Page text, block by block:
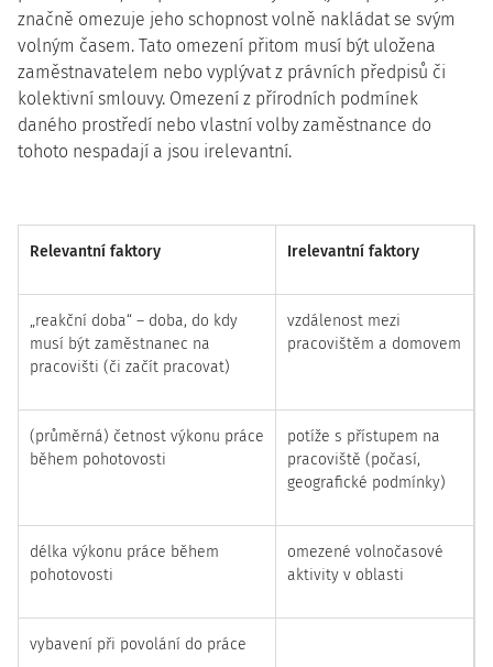
značně omezuje jeho schopnost volně nakládat se svým
volným časem. Tato omezení přitom musí být uložena
zaměstnavatelem nebo vyplývat z právních předpisů či
kolektivní smlouvy. Omezení z přírodních podmínek
daného prostředí nebo vlastní volby zaměstnance do
tohoto nespadají a jsou irelevantní.
Relevantní faktory Irelevantní faktory
„reakční doba“ – doba, do kdy
musí být zaměstnanec na
pracovišti (či začít pracovat)
vzdálenost mezi
pracovištěm a domovem
(průměrná) četnost výkonu práce
během pohotovosti
potíže s přístupem na
pracoviště (počasí,
geografické podmínky)
délka výkonu práce během
pohotovosti
omezené volnočasové
aktivity v oblasti
vybavení při povolání do práce